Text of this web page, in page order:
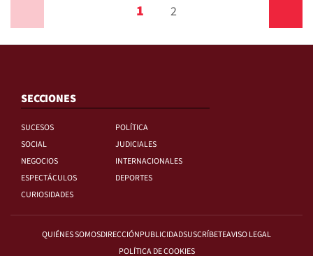
1 2
SECCIONES
SUCESOS
POLÍTICA
SOCIAL
JUDICIALES
NEGOCIOS
INTERNACIONALES
ESPECTÁCULOS
DEPORTES
CURIOSIDADES
QUIÉNES SOMOSDIRECCIÓNPUBLICIDADSUSCRÍBETEAVISO LEGAL
POLÍTICA DE COOKIES